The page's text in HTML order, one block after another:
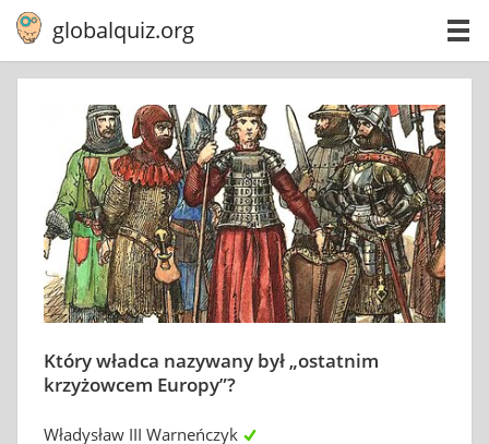
globalquiz.org
Który władca nazywany był „ostatnim
krzyżowcem Europy”?
Władysław III Warneńczyk